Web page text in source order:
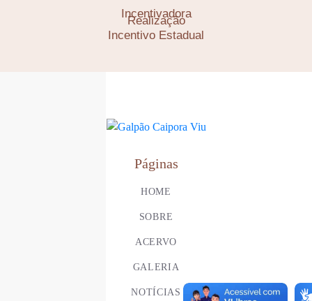
Realização
Incentivadora
Incentivo Estadual
Páginas
HOME
SOBRE
ACERVO
GALERIA
NOTÍCIAS